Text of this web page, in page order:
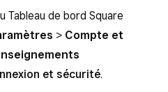
Tableau de bord Square
> Compte et
et sécurité.